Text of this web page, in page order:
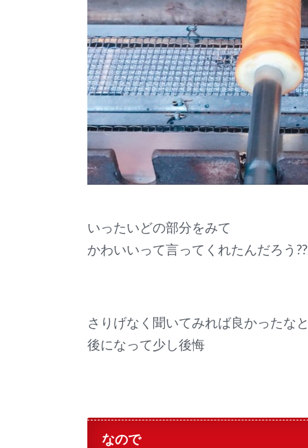
いったいどの部分をみて
かわいいって言ってくれたんだろう??
さりげなく聞いてみれば良かったな
後になって少し後悔
なので